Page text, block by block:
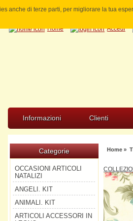
anche di terze parti, per migliorare la tua
Home Accedi
Informazioni Clienti
Categorie
OCCASIONI ARTICOLI
NATALIZI
ANGELI. KIT
ANIMALI. KIT
ARTICOLI ACCESSORI IN
Home»